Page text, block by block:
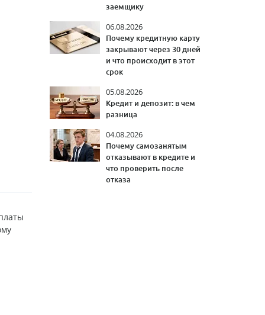
заемщику
06.08.2026
Почему кредитную карту
закрывают через 30 дней
и что происходит в этот
срок
05.08.2026
Кредит и депозит: в чем
разница
04.08.2026
Почему самозанятым
отказывают в кредите и
что проверить после
отказа